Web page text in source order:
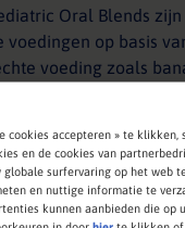
Oral Blends
op basis
voeding zoals
Oral Blends is
blauwe bes en
bieden een
volwassenen die
cookies accepteren » te
en de cookies van
globale surfervaring op het web
en nuttige informatie te
kunnen aanbieden die op